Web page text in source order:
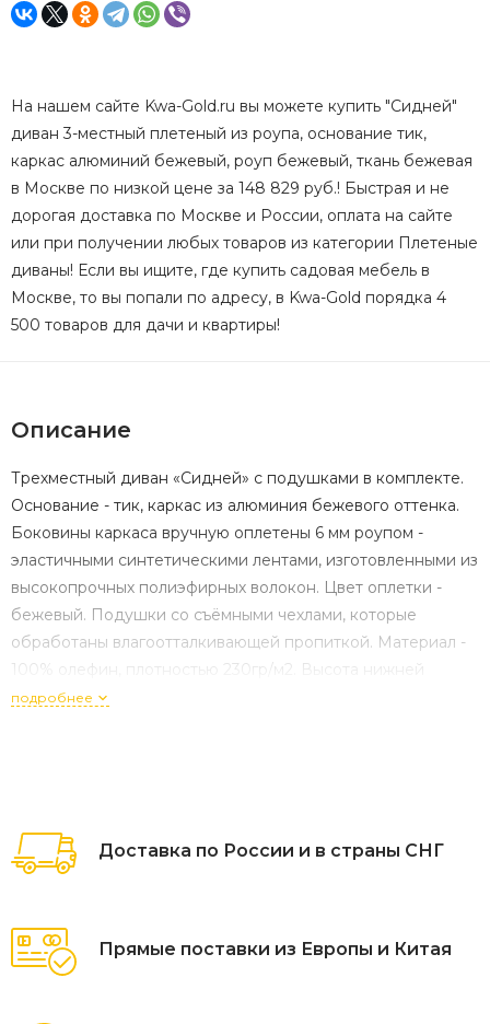
На нашем сайте Kwa-Gold.ru вы можете купить "Сидней"
диван 3-местный плетеный из роупа, основание тик,
каркас алюминий бежевый, роуп бежевый, ткань бежевая
в Москве по низкой цене за 148 829 руб.! Быстрая и не
дорогая доставка по Москве и России, оплата на сайте
или при получении любых товаров из категории Плетеные
диваны! Если вы ищите, где купить садовая мебель в
Москве, то вы попали по адресу, в Kwa-Gold порядка 4
500 товаров для дачи и квартиры!
Описание
Трехместный диван «Сидней» с подушками в комплекте.
Основание - тик, каркас из алюминия бежевого оттенка.
Боковины каркаса вручную оплетены 6 мм роупом -
эластичными синтетическими лентами, изготовленными из
высокопрочных полиэфирных волокон. Цвет оплетки -
бежевый. Подушки со съёмными чехлами, которые
обработаны влагоотталкивающей пропиткой. Материал -
100% олефин, плотностью 230гр/м2. Высота нижней
подушки 150 мм, высота верхней подушки 100 мм. Размер
подробнее
Доставка по России и в страны СНГ
Прямые поставки из Европы и Китая